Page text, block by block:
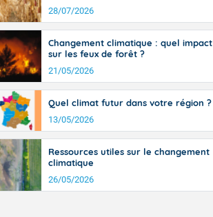
du
50-60 km/h
les
l'après-
général, 14
il fait
30 à 35
28/07/2026
Changement climatique : quel impact
sur les feux de forêt ?
21/05/2026
Quel climat futur dans votre région ?
13/05/2026
Ressources utiles sur le changement
climatique
26/05/2026